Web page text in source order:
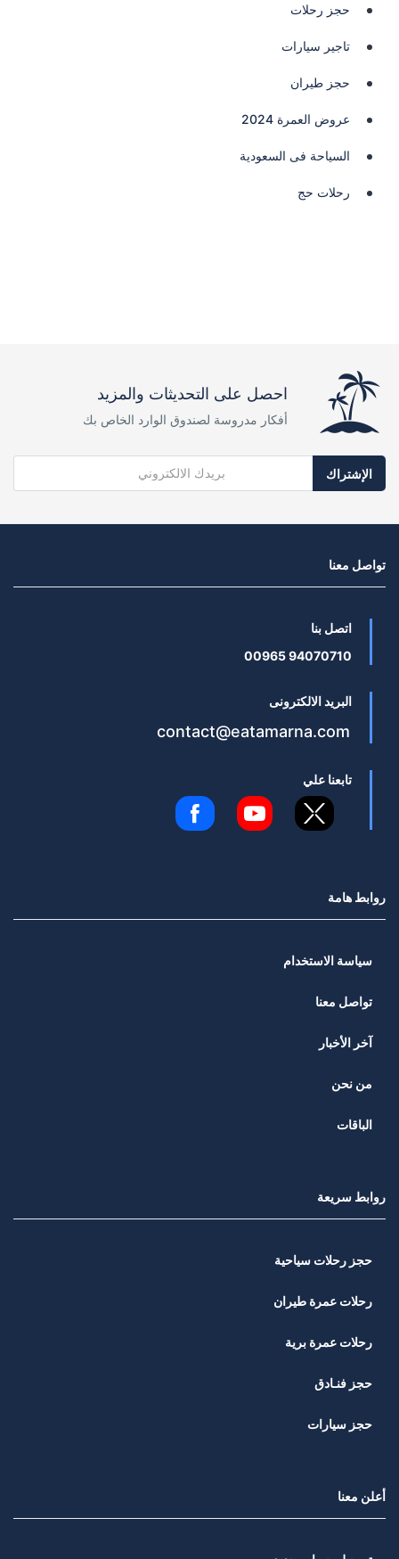
حجز رحلات
تاجير سيارات
حجز طيران
عروض العمرة 2024
السياحة فى السعودية
رحلات حج
احصل على التحديثات والمزيد
أفكار مدروسة لصندوق الوارد الخاص بك
الإشتراك
تواصل معنا
اتصل بنا
94070710 00965
البريد الالكترونى
contact@eatamarna.com
تابعنا علي
روابط هامة
سياسة الاستخدام
تواصل معنا
آخر الأخبار
من نحن
الباقات
روابط سريعة
حجز رحلات سياحية
رحلات عمرة طيران
رحلات عمرة برية
حجز فنـادق
حجز سيارات
أعلن معنا